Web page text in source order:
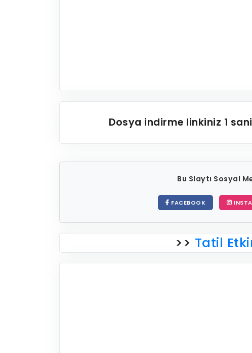
Dosya indirme linkiniz 1
Bu Slaytı Sosyal
FACEBOOK
>> Tatil